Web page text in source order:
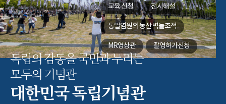
교육 신청 전시해설
통일염원의 동산벽돌조적
MR영상관 촬영허가신청
독립의 감동을 국민과 누리는
모두의 기념관
대한민국 독립기념관